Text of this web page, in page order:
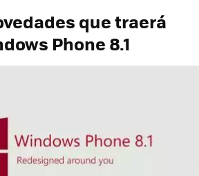
que traerá
Phone 8.1